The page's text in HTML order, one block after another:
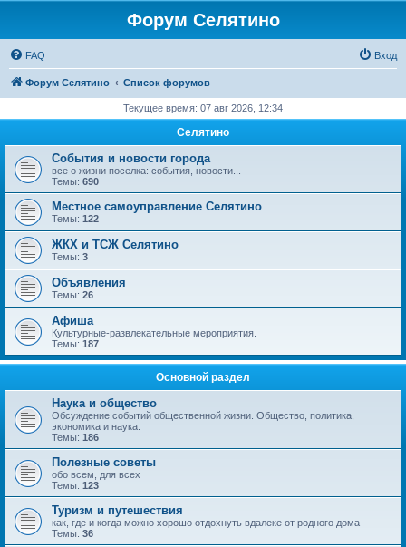
Форум Селятино
FAQ Вход
Форум Селятино Список форумов
Текущее время: 07 авг 2026, 12:34
Селятино
События и новости города
все о жизни поселка: события, новости...
Темы: 690
Местное самоуправление Селятино
Темы: 122
ЖКХ и ТСЖ Селятино
Темы: 3
Объявления
Темы: 26
Афиша
Культурные-развлекательные мероприятия.
Темы: 187
Основной раздел
Наука и общество
Обсуждение событий общественной жизни. Общество, политика,
экономика и наука.
Темы: 186
Полезные советы
обо всем, для всех
Темы: 123
Туризм и путешествия
как, где и когда можно хорошо отдохнуть вдалеке от родного дома
Темы: 36